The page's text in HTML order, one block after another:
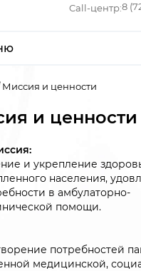
Call-центр:8
Миссия и ценности
и ценности
и укрепление
населения,
в амбулаторно-
помощи.
потребностей
медицинской,